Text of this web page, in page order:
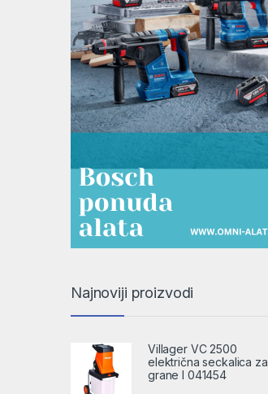
Najnoviji proizvodi
Villager VC 2500
električna seckalica za
grane l 041454